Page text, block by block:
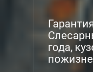
года,